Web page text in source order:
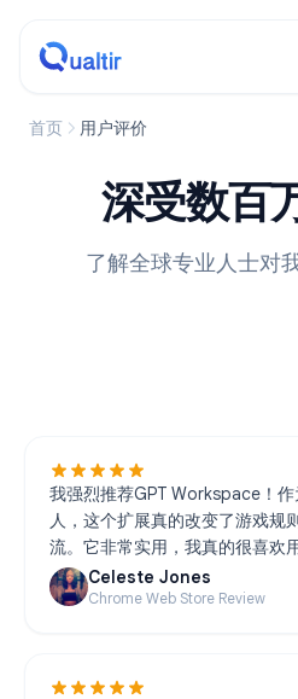
首页 用户评价
深受数百
了解全球专业人士对
我强烈推荐GPT Workspace！
人，这个扩展真的改变了游戏规
流。它非常实用，我真的很喜欢用
Celeste Jones
Chrome Web Store Review